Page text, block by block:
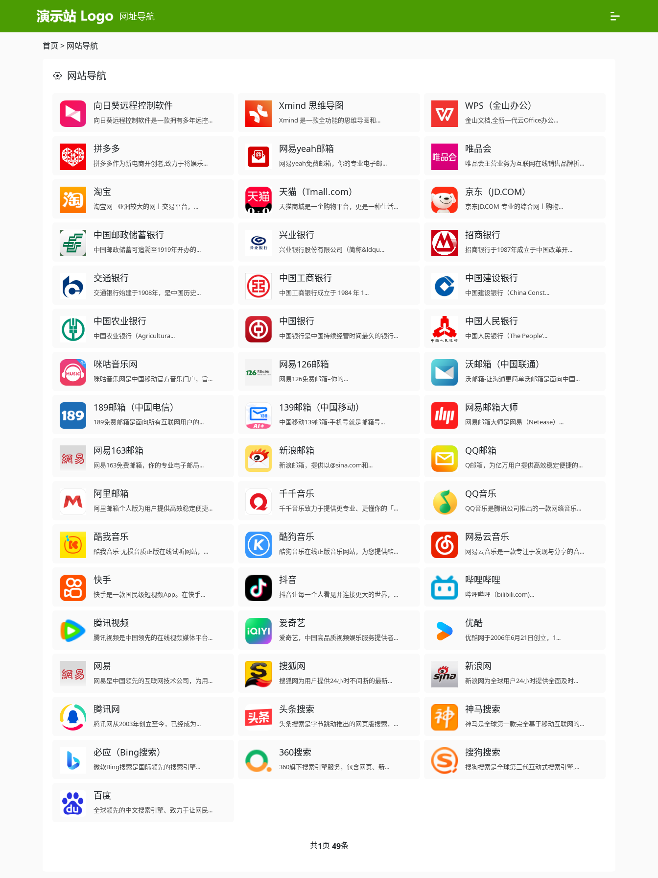
网址导航
首页 > 网站导航
网站导航
向日葵远程控制软件
向日葵远程控制软件是一款拥有多年远控...
Xmind 思维导图
Xmind 是一款全功能的思维导图和...
WPS（金山办公）
金山文档,全新一代云Office办公...
拼多多
拼多多作为新电商开创者,致力于将娱乐...
网易yeah邮箱
网易yeah免费邮箱，你的专业电子邮...
唯品会
唯品会主营业务为互联网在线销售品牌折...
淘宝
淘宝网 - 亚洲较大的网上交易平台，...
天猫（Tmall.com）
天猫商城是一个购物平台，更是一种生活...
京东（JD.COM）
京东JD.COM-专业的综合网上购物...
中国邮政储蓄银行
中国邮政储蓄可追溯至1919年开办的...
兴业银行
兴业银行股份有限公司（简称&ldqu...
招商银行
招商银行于1987年成立于中国改革开...
交通银行
交通银行始建于1908年，是中国历史...
中国工商银行
中国工商银行成立于 1984 年 1...
中国建设银行
中国建设银行（China Const...
中国农业银行
中国农业银行（Agricultura...
中国银行
中国银行是中国持续经营时间最久的银行...
中国人民银行
中国人民银行（The People‘...
咪咕音乐网
咪咕音乐网是中国移动官方音乐门户，旨...
网易126邮箱
网易126免费邮箱–你的...
沃邮箱（中国联通）
沃邮箱-让沟通更简单沃邮箱是面向中国...
189邮箱（中国电信）
189免费邮箱是面向所有互联网用户的...
139邮箱（中国移动）
中国移动139邮箱-手机号就是邮箱号...
网易邮箱大师
网易邮箱大师是网易（Netease）...
网易163邮箱
网易163免费邮箱，你的专业电子邮局...
新浪邮箱
新浪邮箱，提供以@sina.com和...
QQ邮箱
Q邮箱，为亿万用户提供高效稳定便捷的...
阿里邮箱
阿里邮箱个人版为用户提供高效稳定便捷...
千千音乐
千千音乐致力于提供更专业、更懂你的「...
QQ音乐
QQ音乐是腾讯公司推出的一款网络音乐...
酷我音乐
酷我音乐-无损音质正版在线试听网站，...
酷狗音乐
酷狗音乐在线正版音乐网站，为您提供酷...
网易云音乐
网易云音乐是一款专注于发现与分享的音...
快手
快手是一款国民级短视频App。在快手...
抖音
抖音让每一个人看见并连接更大的世界，...
哔哩哔哩
哔哩哔哩（bilibili.com)...
腾讯视频
腾讯视频是中国领先的在线视频媒体平台...
爱奇艺
爱奇艺，中国高品质视频娱乐服务提供者...
优酷
优酷网于2006年6月21日创立，1...
网易
网易是中国领先的互联网技术公司，为用...
搜狐网
搜狐网为用户提供24小时不间断的最新...
新浪网
新浪网为全球用户24小时提供全面及时...
腾讯网
腾讯网从2003年创立至今，已经成为...
头条搜索
头条搜索是字节跳动推出的网页版搜索，...
神马搜索
神马是全球第一款完全基于移动互联网的...
必应（Bing搜索）
微软Bing搜索是国际领先的搜索引擎...
360搜索
360旗下搜索引擎服务，包含网页、新...
搜狗搜索
搜狗搜索是全球第三代互动式搜索引擎,...
百度
全球领先的中文搜索引擎、致力于让网民...
共1页 49条